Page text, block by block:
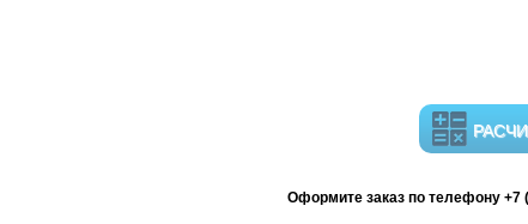
Оформите заказ по телефону +7